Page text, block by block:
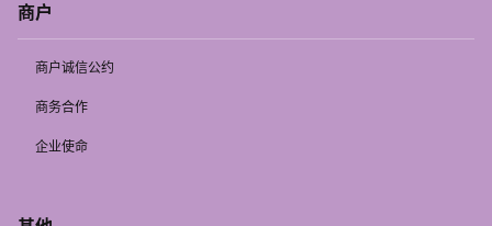
商户
商户诚信公约
商务合作
企业使命